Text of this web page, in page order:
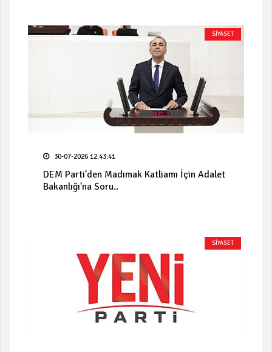
SİYASET
30-07-2026 12:43:41
DEM Parti'den Madımak Katliamı İçin Adalet
Bakanlığı'na Soru..
SİYASET